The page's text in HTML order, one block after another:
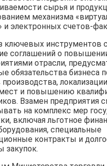
сырья и
механизма
и электронных счетов-
ключевых инструментов
соглашений о
отрасли,
обязательства бизнеса
и повышению
Взамен предприятия
на комплекс мер
включая льготное
специальные
контракты и
закупок.